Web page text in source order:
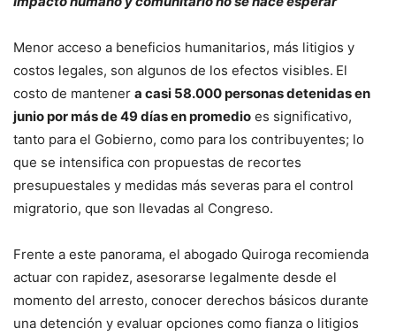
Menor acceso a beneficios humanitarios, más litigios y
costos legales, son algunos de los efectos visibles. El
costo de mantener a casi 58.000 personas detenidas en
junio por más de 49 días en promedio es significativo,
tanto para el Gobierno, como para los contribuyentes; lo
que se intensifica con propuestas de recortes
presupuestales y medidas más severas para el control
migratorio, que son llevadas al Congreso.
Frente a este panorama, el abogado Quiroga recomienda
actuar con rapidez, asesorarse legalmente desde el
momento del arresto, conocer derechos básicos durante
una detención y evaluar opciones como fianza o litigios